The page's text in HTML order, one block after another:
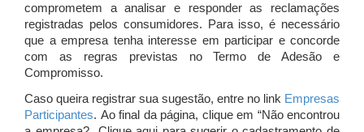
comprometem a analisar e responder as reclamações
registradas pelos consumidores. Para isso, é necessário
que a empresa tenha interesse em participar e concorde
com as regras previstas no Termo de Adesão e
Compromisso.
Caso queira registrar sua sugestão, entre no link Empresas
Participantes. Ao final da página, clique em “Não encontrou